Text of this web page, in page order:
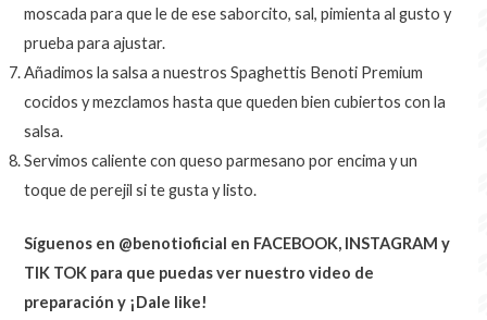
moscada para que le de ese saborcito, sal, pimienta al gusto y
prueba para ajustar.
Añadimos la salsa a nuestros Spaghettis Benoti Premium
cocidos y mezclamos hasta que queden bien cubiertos con la
salsa.
Servimos caliente con queso parmesano por encima y un
toque de perejil si te gusta y listo.
Síguenos en @benotioficial en FACEBOOK, INSTAGRAM y
TIK TOK para que puedas ver nuestro video de
preparación y ¡Dale like!